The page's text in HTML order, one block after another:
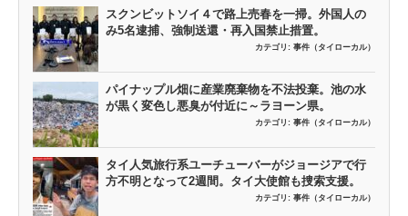
スクンビットソイ４で路上売春を一掃。外国人の
み5名逮捕、強制送還・再入国禁止措置。
カテゴリ: 事件（タイローカル）
パイナップル畑に産業廃棄物を不法投棄。池の水
が黒く変色し悪臭が付近に～ラヨーン県。
カテゴリ: 事件（タイローカル）
タイ人気旅行系ユーチューバーがジョージアで行
方不明となって2週間。タイ大使館も捜索支援。
カテゴリ: 事件（タイローカル）